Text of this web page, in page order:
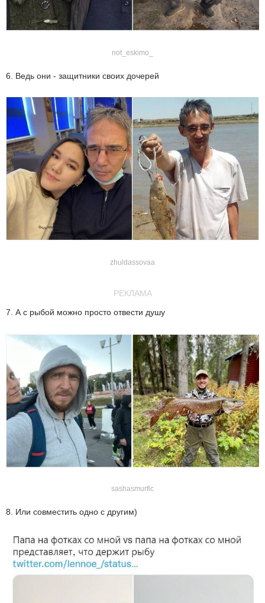
not_eskimo_
6. Ведь они - защитники своих дочерей
zhuldassovaa
РЕКЛАМА
7. А с рыбой можно просто отвести душу
sashasmurfic
8. Или совместить одно с другим)